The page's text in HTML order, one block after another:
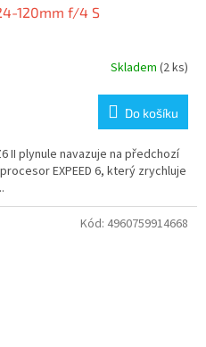
120mm f/4 S
Skladem (2 ks)
Do košíku
II plynule navazuje na předchozí
EXPEED 6, který zrychluje
Kód: 4960759914668